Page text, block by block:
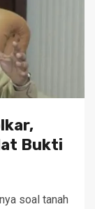
Bukti
soal tanah